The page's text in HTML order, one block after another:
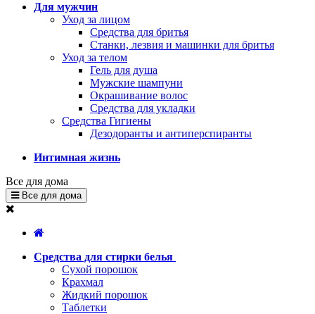
Для мужчин
Уход за лицом
Средства для бритья
Станки, лезвия и машинки для бритья
Уход за телом
Гель для душа
Мужские шампуни
Окрашивание волос
Средства для укладки
Средства Гигиены
Дезодоранты и антиперспиранты
Интимная жизнь
Все для дома
Все для дома
Средства для стирки белья
Сухой порошок
Крахмал
Жидкий порошок
Таблетки